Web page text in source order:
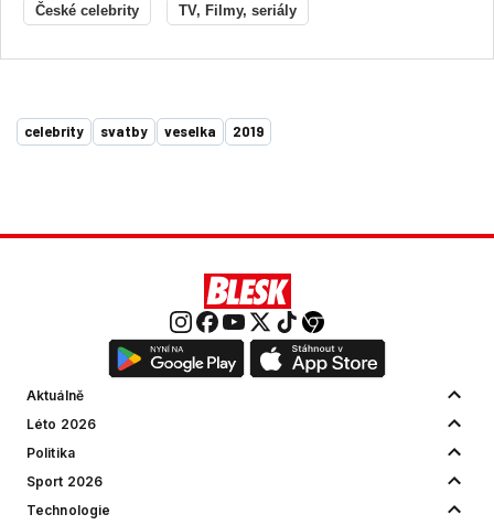
České celebrity TV, Filmy, seriály
celebrity svatby veselka 2019
Aktuálně
Léto 2026
Politika
Sport 2026
Technologie